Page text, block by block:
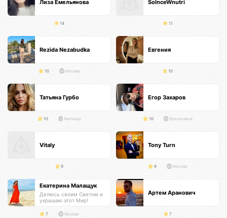
Лиза Емельянова
14
SolnceWnutri
11
Rezida Nezabudka
10 Москва
Евгения
10
Татьяна Гурбо
10 Мытищи
Егор Захаров
10 Красноярск
Vitaly
9
Tony Turn
9 Москва
Екатерина Малащук
Делюсь своим Светом и
украшаю этот Мир!
7 Москва
Артем Аранович
7